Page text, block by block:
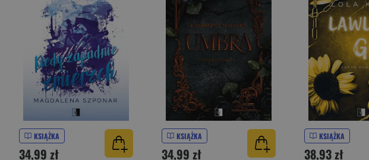
KSIĄŻKA
34,99 zł
KSIĄŻKA
34,99 zł
KSIĄŻKA
38,93 zł